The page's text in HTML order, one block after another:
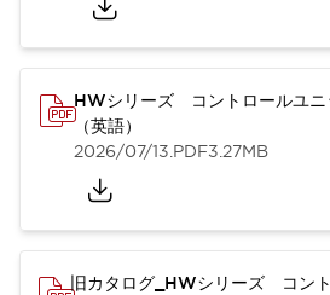
HWシリーズ コントロールユニ
（英語）
2026/07/13.PDF3.27MB
旧カタログ_HWシリーズ コン